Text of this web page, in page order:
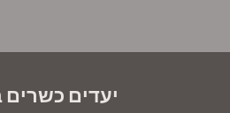
יעדים כשרים